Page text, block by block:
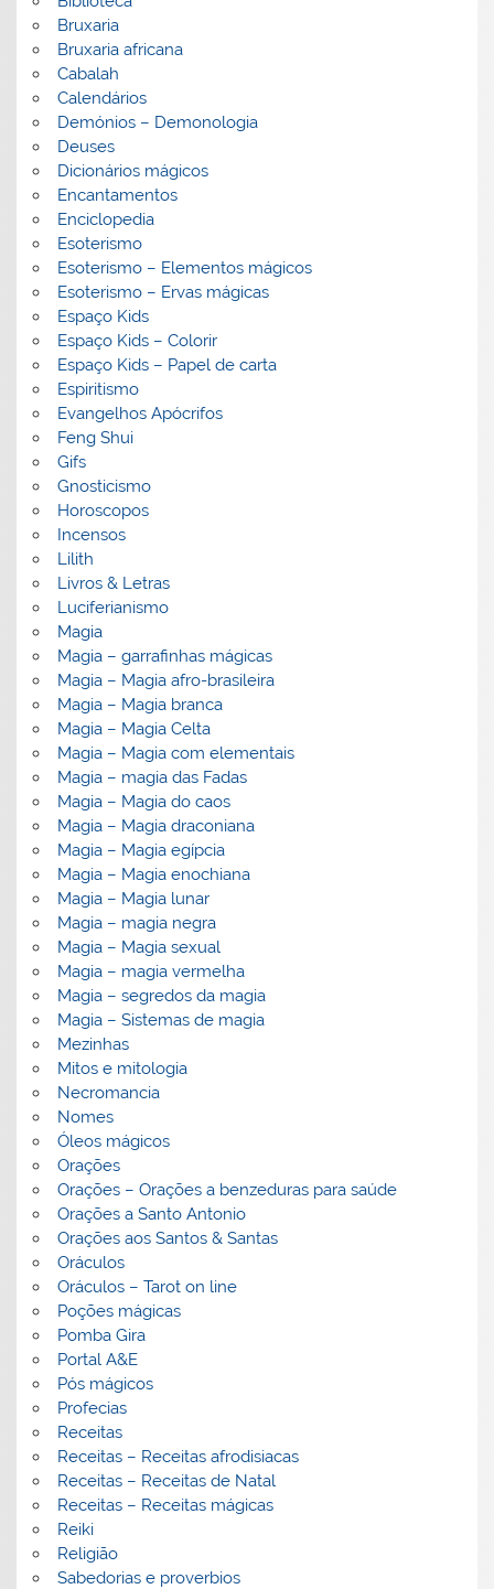
Bruxaria
Bruxaria africana
Cabalah
Calendários
Demónios – Demonologia
Deuses
Dicionários mágicos
Encantamentos
Enciclopedia
Esoterismo
Esoterismo – Elementos mágicos
Esoterismo – Ervas mágicas
Espaço Kids
Espaço Kids – Colorir
Espaço Kids – Papel de carta
Espiritismo
Evangelhos Apócrifos
Feng Shui
Gifs
Gnosticismo
Horoscopos
Incensos
Lilith
Livros & Letras
Luciferianismo
Magia
Magia – garrafinhas mágicas
Magia – Magia afro-brasileira
Magia – Magia branca
Magia – Magia Celta
Magia – Magia com elementais
Magia – magia das Fadas
Magia – Magia do caos
Magia – Magia draconiana
Magia – Magia egípcia
Magia – Magia enochiana
Magia – Magia lunar
Magia – magia negra
Magia – Magia sexual
Magia – magia vermelha
Magia – segredos da magia
Magia – Sistemas de magia
Mezinhas
Mitos e mitologia
Necromancia
Nomes
Óleos mágicos
Orações
Orações – Orações a benzeduras para saúde
Orações a Santo Antonio
Orações aos Santos & Santas
Oráculos
Oráculos – Tarot on line
Poções mágicas
Pomba Gira
Portal A&E
Pós mágicos
Profecias
Receitas
Receitas – Receitas afrodisiacas
Receitas – Receitas de Natal
Receitas – Receitas mágicas
Reiki
Religião
Sabedorias e proverbios